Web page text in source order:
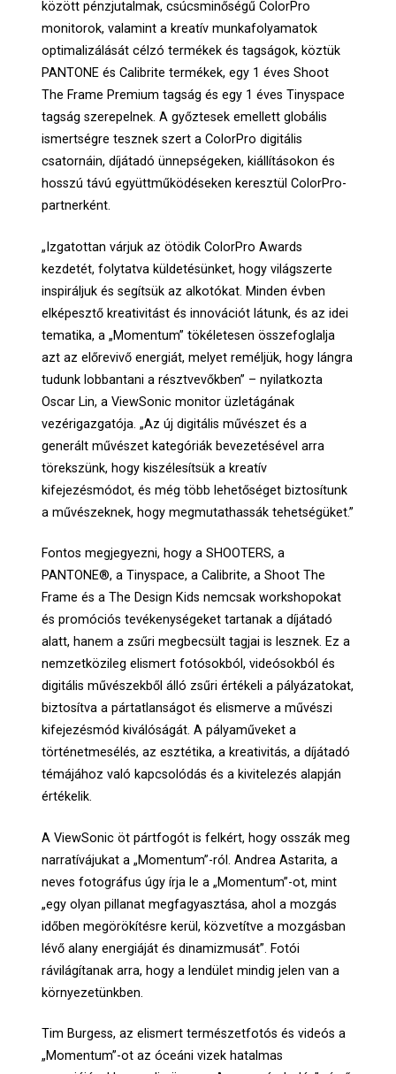
között pénzjutalmak, csúcsminőségű ColorPro
monitorok, valamint a kreatív munkafolyamatok
optimalizálását célzó termékek és tagságok, köztük
PANTONE és Calibrite termékek, egy 1 éves Shoot
The Frame Premium tagság és egy 1 éves Tinyspace
tagság szerepelnek. A győztesek emellett globális
ismertségre tesznek szert a ColorPro digitális
csatornáin, díjátadó ünnepségeken, kiállításokon és
hosszú távú együttműködéseken keresztül ColorPro-
partnerként.
„Izgatottan várjuk az ötödik ColorPro Awards
kezdetét, folytatva küldetésünket, hogy világszerte
inspiráljuk és segítsük az alkotókat. Minden évben
elképesztő kreativitást és innovációt látunk, és az idei
tematika, a „Momentum” tökéletesen összefoglalja
azt az előrevivő energiát, melyet reméljük, hogy lángra
tudunk lobbantani a résztvevőkben” – nyilatkozta
Oscar Lin, a ViewSonic monitor üzletágának
vezérigazgatója. „Az új digitális művészet és a
generált művészet kategóriák bevezetésével arra
törekszünk, hogy kiszélesítsük a kreatív
kifejezésmódot, és még több lehetőséget biztosítunk
a művészeknek, hogy megmutathassák tehetségüket.”
Fontos megjegyezni, hogy a SHOOTERS, a
PANTONE®, a Tinyspace, a Calibrite, a Shoot The
Frame és a The Design Kids nemcsak workshopokat
és promóciós tevékenységeket tartanak a díjátadó
alatt, hanem a zsűri megbecsült tagjai is lesznek. Ez a
nemzetközileg elismert fotósokból, videósokból és
digitális művészekből álló zsűri értékeli a pályázatokat,
biztosítva a pártatlanságot és elismerve a művészi
kifejezésmód kiválóságát. A pályaműveket a
történetmesélés, az esztétika, a kreativitás, a díjátadó
témájához való kapcsolódás és a kivitelezés alapján
értékelik.
A ViewSonic öt pártfogót is felkért, hogy osszák meg
narratívájukat a „Momentum”-ról. Andrea Astarita, a
neves fotográfus úgy írja le a „Momentum”-ot, mint
„egy olyan pillanat megfagyasztása, ahol a mozgás
időben megörökítésre kerül, közvetítve a mozgásban
lévő alany energiáját és dinamizmusát”. Fotói
rávilágítanak arra, hogy a lendület mindig jelen van a
környezetünkben.
Tim Burgess, az elismert természetfotós és videós a
„Momentum”-ot az óceáni vizek hatalmas